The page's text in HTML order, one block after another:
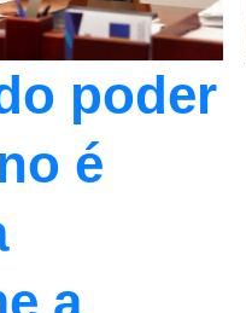
poder
é